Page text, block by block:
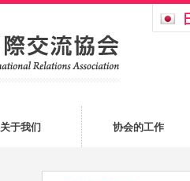
关于我们 协会的工作